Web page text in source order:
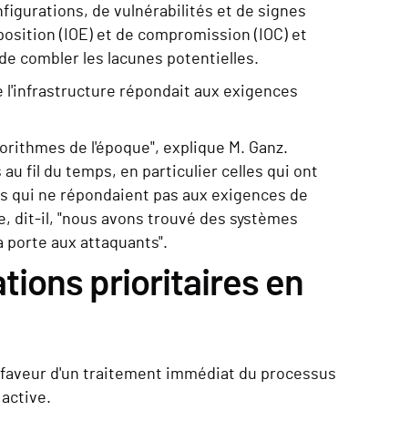
de vulnérabilités et de signes
(IOE) et de compromission (IOC) et
combler les lacunes potentielles.
l'infrastructure répondait aux exigences
de l'époque", explique M. Ganz.
fil du temps, en particulier celles qui ont
qui ne répondaient pas aux exigences de
dit-il, "nous avons trouvé des systèmes
porte aux attaquants".
prioritaires en
d'un traitement immédiat du processus
active.